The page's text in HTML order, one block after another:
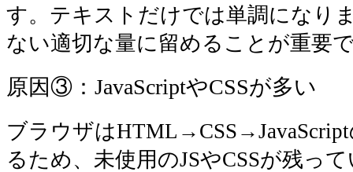
す。テキストだけでは単調になり
ない適切な量に留めることが重要
原因③：JavaScriptやCSSが多い
ブラウザは
るため、未使用のJSやCSSが残っ